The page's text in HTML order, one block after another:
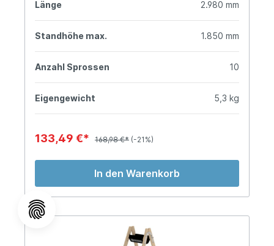
Länge 2.980 mm
Standhöhe max. 1.850 mm
Anzahl Sprossen 10
Eigengewicht 5,3 kg
133,49 €* 168,98 €* (-21%)
In den Warenkorb